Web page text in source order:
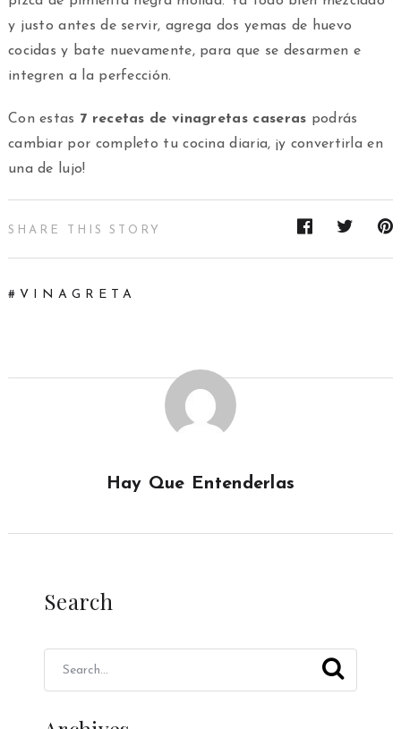
y justo antes de servir, agrega dos yemas de huevo
cocidas y bate nuevamente, para que se desarmen e
integren a la perfección.
Con estas 7 recetas de vinagretas caseras podrás
cambiar por completo tu cocina diaria, ¡y convertirla en
una de lujo!
SHARE THIS STORY
VINAGRETA
Hay Que Entenderlas
Search